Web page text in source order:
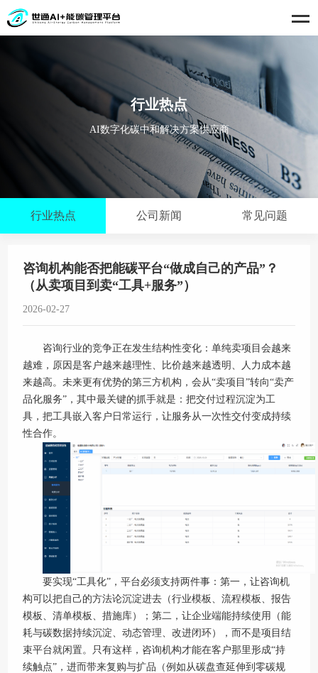
行业热点
AI数字化碳中和解决方案供应商
行业热点 公司新闻 常见问题
咨询机构能否把能碳平台“做成自己的产品”？
（从卖项目到卖“工具+服务”）
2026-02-27
咨询行业的竞争正在发生结构性变化：单纯卖项目会越来
越难，原因是客户越来越理性、比价越来越透明、人力成本越
来越高。未来更有优势的第三方机构，会从“卖项目”转向“卖产
品化服务”，其中最关键的抓手就是：把交付过程沉淀为工
具，把工具嵌入客户日常运行，让服务从一次性交付变成持续
性合作。
要实现“工具化”，平台必须支持两件事：第一，让咨询机
构可以把自己的方法论沉淀进去（行业模板、流程模板、报告
模板、清单模板、措施库）；第二，让企业端能持续使用（能
耗与碳数据持续沉淀、动态管理、改进闭环），而不是项目结
束平台就闲置。只有这样，咨询机构才能在客户那里形成“持
续触点”，进而带来复购与扩品（例如从碳盘查延伸到零碳规